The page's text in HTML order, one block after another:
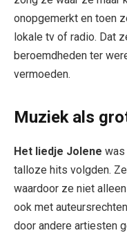
onopgemerkt en toen
lokale tv of radio. Dat
beroemdheden ter
vermoeden.
Muziek als
Het liedje Jolene was
talloze hits volgden.
waardoor ze niet
ook met
door andere artiesten